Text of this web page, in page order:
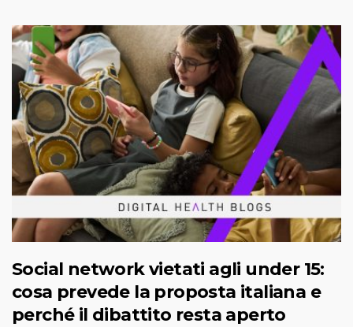
Social network vietati agli under 15:
cosa prevede la proposta italiana e
perché il dibattito resta aperto